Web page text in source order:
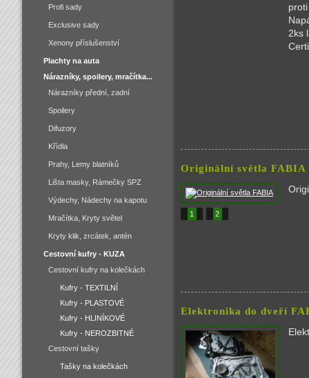
2ks
Originální světla FABIA
1 2
Elektronika do dveří
Profi sady
Exclusive sady
Xenony příslušenství
Plachty na auta
Nárazníky, spoilery, mračítka...
Nárazníky přední, zadní
Spoilery
Difuzory
Křídla
Prahy, Lemy blatníků
Lišta masky, Rámečky SPZ
Výdechy, Nádechy na kapotu
Mračítka, Kryty světel
Kryty klik, zrcátek, antén
Cestovní kufry - KUZA
Cestovní kufry na kolečkách
Kufry - TEXTILNÍ
Kufry - PLASTOVÉ
Kufry - HLINÍKOVÉ
Kufry - NEROZBITNÉ
Cestovní tašky
Tašky na kolečkách